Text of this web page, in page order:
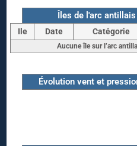
Îles de l'arc
Ile Date Catégorie
Aucune île sur l’arc
Évolution vent et